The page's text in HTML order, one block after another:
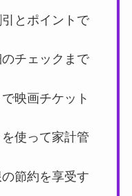
とポイントで
チェックまで
映画チケット
使って家計管
節約を享受す